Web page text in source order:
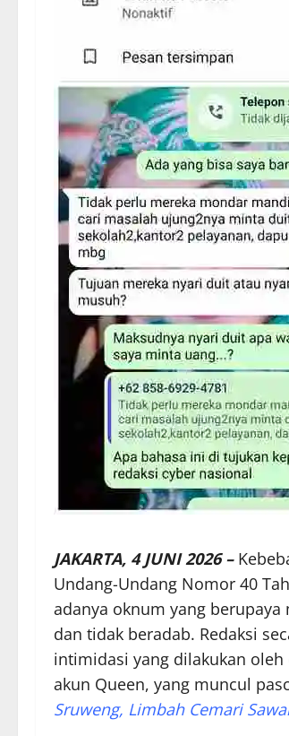
JAKARTA, 4 JUNI 2026 –
Undang-Undang Nomor 40
adanya oknum yang
dan tidak beradab. Redaksi
intimidasi yang dilakukan
akun Queen, yang muncul
Sruweng, Limbah Cemari